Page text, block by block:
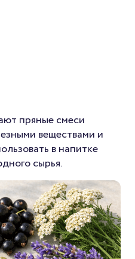
пряные смеси
веществами и
в напитке
сырья.